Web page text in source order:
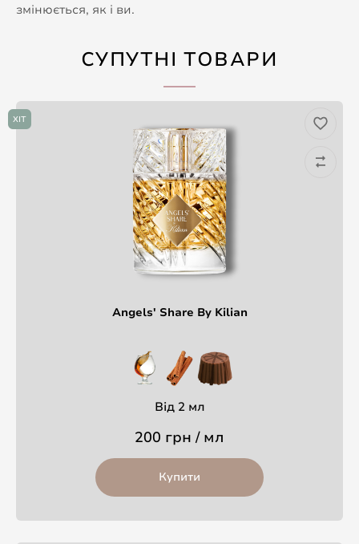
змінюється, як і ви.
СУПУТНІ ТОВАРИ
ХІТ
Angels' Share By Kilian
Від 2 мл
200 грн / мл
Купити